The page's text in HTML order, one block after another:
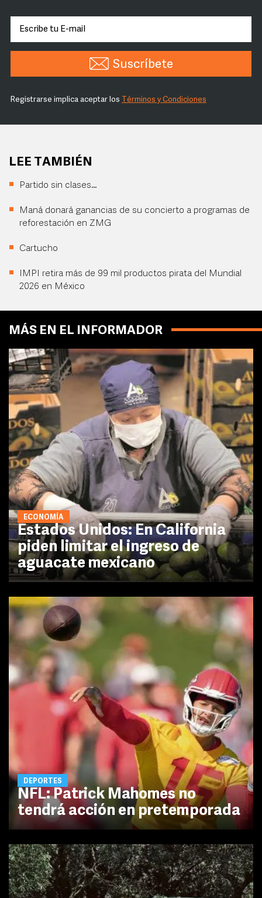
Suscríbete
Registrarse implica aceptar los Términos y Condiciones
LEE TAMBIÉN
Partido sin clases…
Maná donará ganancias de su concierto a programas de
reforestación en ZMG
Cartucho
IMPI retira más de 99 mil productos pirata del Mundial
2026 en México
MÁS EN EL INFORMADOR
ECONOMÍA
Estados Unidos: En California
piden limitar el ingreso de
aguacate mexicano
DEPORTES
NFL: Patrick Mahomes no
tendrá acción en pretemporada